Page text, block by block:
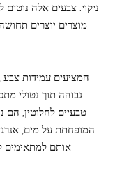
ניקוי. צבעים אלה נוטים
מוצרים יוצרים
גבוהה תוך נטולי
טבעיים לחלוטין,
המופחתת על מים,
אותם למתאימים